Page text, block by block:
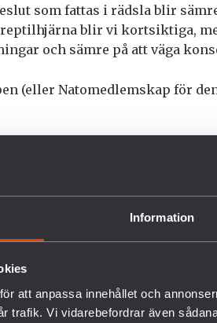
Information
att anpassa innehållet och
trafik. Vi vidarebefordrar även
som fattas i rädsla blir
reptilhjärna blir vi kortsiktiga,
och sämre på att väga
(eller Natomedlemskap för
på gång knackar på din
eller någon slags
och oberäkneliga ledare
och lösningarna målas upp
extremt kostsamma vapen